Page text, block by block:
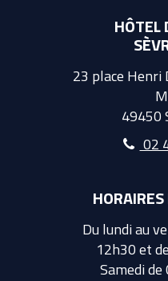
HÔTEL
23 place Henri
49450
02
Du lundi au
12h30 et
Samedi